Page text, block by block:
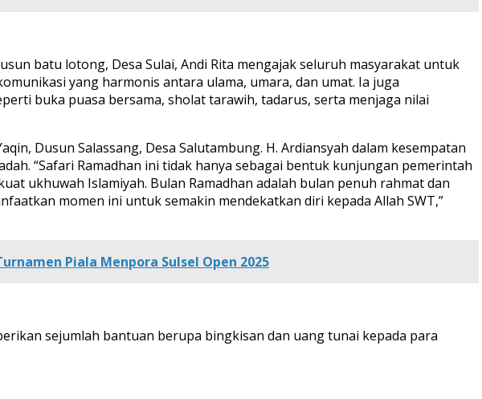
batu lotong, Desa Sulai, Andi Rita mengajak seluruh masyarakat untuk
yang harmonis antara ulama, umara, dan umat. Ia juga
buka puasa bersama, sholat tarawih, tadarus, serta menjaga nilai
Dusun Salassang, Desa Salutambung. H. Ardiansyah dalam kesempatan
“Safari Ramadhan ini tidak hanya sebagai bentuk kunjungan pemerintah
ukhuwah Islamiyah. Bulan Ramadhan adalah bulan penuh rahmat dan
momen ini untuk semakin mendekatkan diri kepada Allah SWT,”
Piala Menpora Sulsel Open 2025
sejumlah bantuan berupa bingkisan dan uang tunai kepada para